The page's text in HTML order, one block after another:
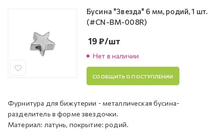
Бусина "Звезда" 6 мм, родий, 1 шт.
(#CN-BM-008R)
Нет в наличии
19₽/шт
СООБЩИТЬ О ПОСТУПЛЕНИИ
Фурнитура для бижутерии - металлическая бусина-
разделитель в форме звездочки.
Материал: латунь, покрытие: родий.